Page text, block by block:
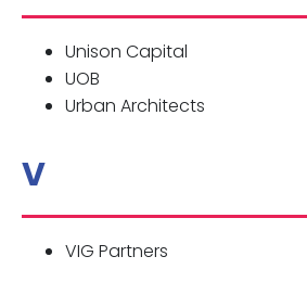
Unison Capital
UOB
Urban Architects
V
VIG Partners